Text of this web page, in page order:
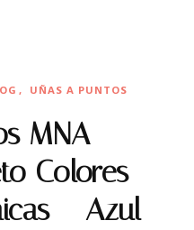
UÑAS A PUNTOS
MNA –
Colores
– Azul